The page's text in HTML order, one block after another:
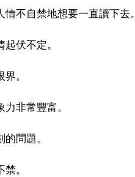
不自禁地想要一直讀下去。
伏不定。
。
非常豐富。
問題。
。